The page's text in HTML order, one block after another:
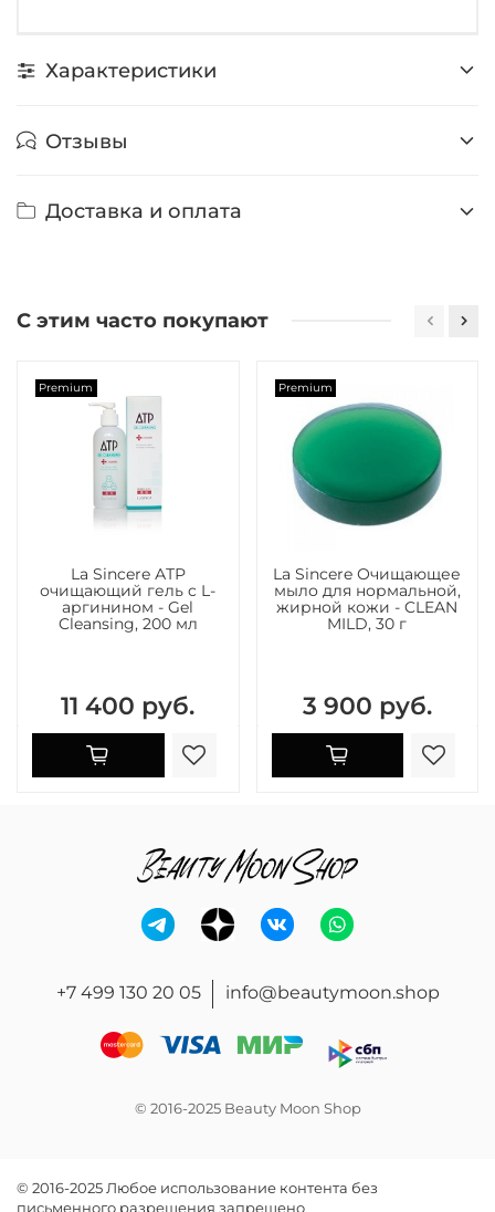
Характеристики
Отзывы
Доставка и оплата
С этим часто покупают
Premium
La Sincere АТР
очищающий гель c L-
аргинином - Gel
Cleansing, 200 мл
11 400 руб.
Premium
La Sincere Очищающее
мыло для нормальной,
жирной кожи - CLEAN
MILD, 30 г
3 900 руб.
+7 499 130 20 05 info@beautymoon.shop
© 2016-2025 Beauty Moon Shop
© 2016-2025 Любое использование контента без
письменного разрешения запрещено